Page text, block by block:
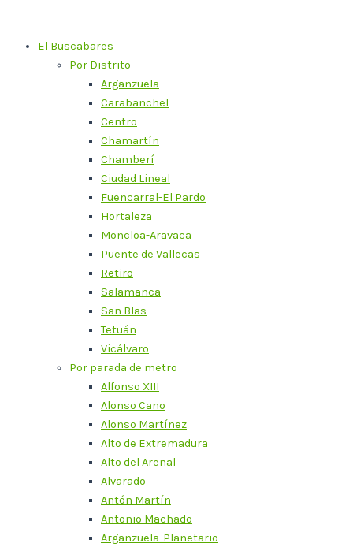
contenidoEl Buscabares
Por Distrito
Arganzuela
Carabanchel
Centro
Chamartín
Chamberí
Ciudad Lineal
Fuencarral-El Pardo
Hortaleza
Moncloa-Aravaca
Puente de Vallecas
Retiro
Salamanca
San Blas
Tetuán
Vicálvaro
Por parada de metro
Alfonso XIII
Alonso Cano
Alonso Martínez
Alto de Extremadura
Alto del Arenal
Alvarado
Antón Martín
Antonio Machado
Arganzuela-Planetario